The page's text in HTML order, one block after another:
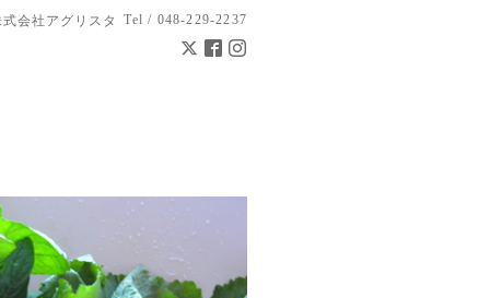
式会社アグリスタ Tel / 048-229-2237